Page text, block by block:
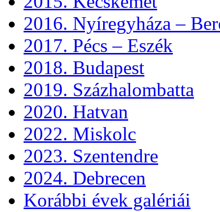
2016. Nyíregyháza –
2017. Pécs – Eszék
2018. Budapest
2019. Százhalombatta
2020. Hatvan
2022. Miskolc
2023. Szentendre
2024. Debrecen
Korábbi évek galériái